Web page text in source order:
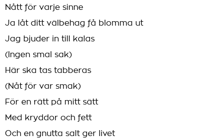
Nått för varje sinne
Ja låt ditt välbehag få blomma ut
Jag bjuder in till kalas
(Ingen smal sak)
Här ska tas tabberas
(Nåt för var smak)
För en rätt på mitt sätt
Med kryddor och fett
Och en gnutta salt ger livet